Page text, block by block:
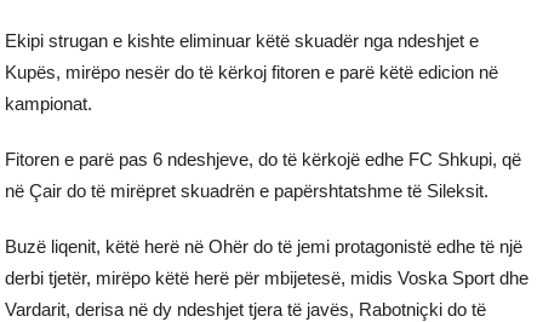
Ekipi strugan e kishte eliminuar këtë skuadër nga ndeshjet e
Kupës, mirëpo nesër do të kërkoj fitoren e parë këtë edicion në
kampionat.
Fitoren e parë pas 6 ndeshjeve, do të kërkojë edhe FC Shkupi, që
në Çair do të mirëpret skuadrën e papërshtatshme të Sileksit.
Buzë liqenit, këtë herë në Ohër do të jemi protagonistë edhe të një
derbi tjetër, mirëpo këtë herë për mbijetesë, midis Voska Sport dhe
Vardarit, derisa në dy ndeshjet tjera të javës, Rabotniçki do të